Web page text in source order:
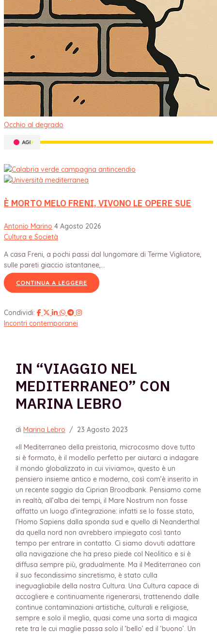
Occhio al degrado
È MORTO MELO FRENI, VIVONO LE OPERE SUE
Antonio Marino 4 Agosto 2026
Cultura e Società
A casa Freni, a pochi passi dal lungomare di Terme Vigliatore,
sulle pareti giaccio istantanee,...
CONTINUA A LEGGERE
Condividi:
Incontri contemporanei
IN “VIAGGIO NEL
MEDITERRANEO” CON
MARINA LEBRO
di Marina Lebro / 23 Agosto 2023
«Il Mediterraneo della preistoria, microcosmo dove tutto
si è formato, è il modello perfetto per aiutarci a indagare
il mondo globalizzato in cui viviamo», questo è un
pensiero insieme antico e moderno, così com’è inserito in
un recente saggio da Ciprian Broodbank. Pensiamo come
in realtà, all’alba dei tempi, il Mare Nostrum non fosse
affatto un luogo d’integrazione: infatti se lo fosse stato,
l’Homo Sapiens dalla sponda sud e quello di Neanderthal
da quella nord non avrebbero impiegato così tanto
tempo per entrare in contatto. Ci siamo dovuti adattare
alla navigazione che ha preso piede col Neolitico e si è
diffusa sempre più, gradualmente. Ma il Mediterraneo con
il suo fecondissimo sincretismo, è stato culla
ineguagliabile della nostra Cultura. Una Cultura capace di
accogliere e continuamente rigenerarsi, trattenendo dalle
continue contaminazioni artistiche, culturali e religiose,
sempre e solo il meglio, quasi come una sorta di magica
rete tra le cui maglie passa solo il ‘bello’ ed il ‘buono’. Un